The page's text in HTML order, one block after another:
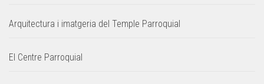
Arquitectura i imatgeria del Temple Parroquial
El Centre Parroquial